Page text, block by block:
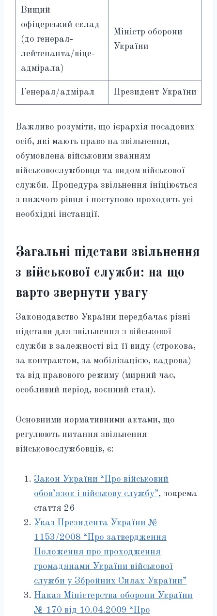
Вищий
офіцерський склад
(до генерал-
лейтенанта/віце-
адмірала)
Міністр оборони
України
Генерал/адмірал Президент України
Важливо розуміти, що ієрархія посадових
осіб, які мають право на звільнення,
обумовлена військовим званням
військовослужбовця та видом військової
служби. Процедура звільнення ініціюється
з нижчого рівня і поступово проходить усі
необхідні інстанції.
Загальні підстави звільнення
з військової служби: на що
варто звернути увагу
Законодавство України передбачає різні
підстави для звільнення з військової
служби в залежності від її виду (строкова,
за контрактом, за мобілізацією, кадрова)
та від правового режиму (мирний час,
особливий період, воєнний стан).
Основними нормативними актами, що
регулюють питання звільнення
військовослужбовців, є:
Закон України “Про військовий
обов’язок і військову службу”, зокрема
стаття 26
Указ Президента України №
1153/2008 “Про затвердження
Положення про проходження
громадянами України військової
служби у Збройних Силах України”
Наказ Міністерства оборони України
№ 170 від 10.04.2009 “Про